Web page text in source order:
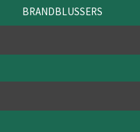
BRANDBLUSSERS